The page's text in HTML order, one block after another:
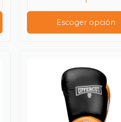
Escoger opción